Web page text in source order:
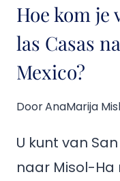
Hoe kom je
las Casas
Mexico?
DoorAnaMarija
U kunt van
naar Misol-Ha